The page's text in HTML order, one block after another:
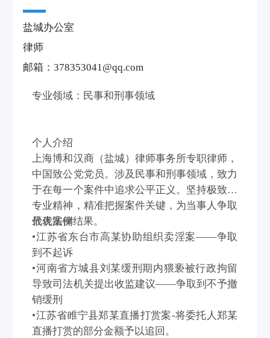
盐城办公室
律师
邮箱：378353041@qq.com
专业领域：民事和刑事领域
个人介绍
上海博和汉商（盐城）律师事务所专职律师，
中国致公党党员。涉及民事和刑事领域，致力
于在每一个案件中追求公平正义。坚持极致的
专业精神，精准把握案件关键，为当事人争取
最优法律结果。
代表案例
•江苏省东台市高某协助组织卖淫案——争取
到不起诉
•河南省方城县刘某缓刑期内猥亵被行政拘留
导致司法机关提出收监建议——争取到不予撤
销缓刑
•江苏省睢宁县郑某直播打赏案-将委托人郑某
直播打赏的部分金额予以追回。